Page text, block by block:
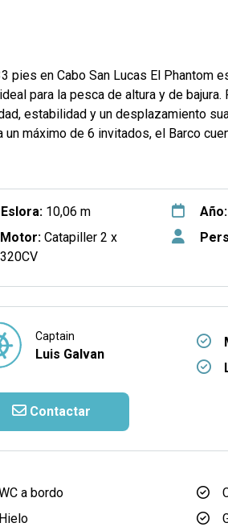
pies en Cabo San Lucas El Phantom
para la pesca de altura y de
estabilidad y un desplazamiento
máximo de 6 invitados, el Barco
Eslora:10,06 m
Motor:Catapiller 2 x
320CV
Año:
Captain
Luis Galvan
Contactar
a bordo
Hielo